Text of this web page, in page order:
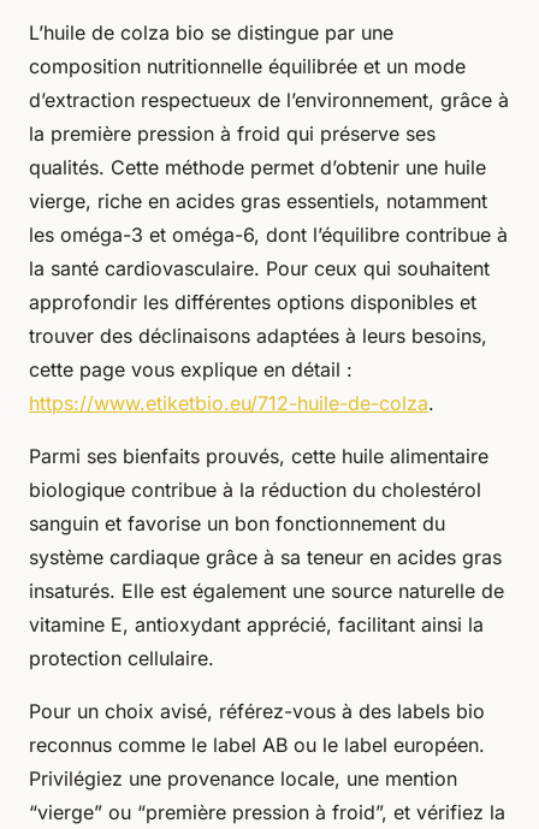
L’huile de colza bio se distingue par une
composition nutritionnelle équilibrée et un mode
d’extraction respectueux de l’environnement, grâce à
la première pression à froid qui préserve ses
qualités. Cette méthode permet d’obtenir une huile
vierge, riche en acides gras essentiels, notamment
les oméga-3 et oméga-6, dont l’équilibre contribue à
la santé cardiovasculaire. Pour ceux qui souhaitent
approfondir les différentes options disponibles et
trouver des déclinaisons adaptées à leurs besoins,
cette page vous explique en détail :
https://www.etiketbio.eu/712-huile-de-colza.
Parmi ses bienfaits prouvés, cette huile alimentaire
biologique contribue à la réduction du cholestérol
sanguin et favorise un bon fonctionnement du
système cardiaque grâce à sa teneur en acides gras
insaturés. Elle est également une source naturelle de
vitamine E, antioxydant apprécié, facilitant ainsi la
protection cellulaire.
Pour un choix avisé, référez-vous à des labels bio
reconnus comme le label AB ou le label européen.
Privilégiez une provenance locale, une mention
“vierge” ou “première pression à froid”, et vérifiez la